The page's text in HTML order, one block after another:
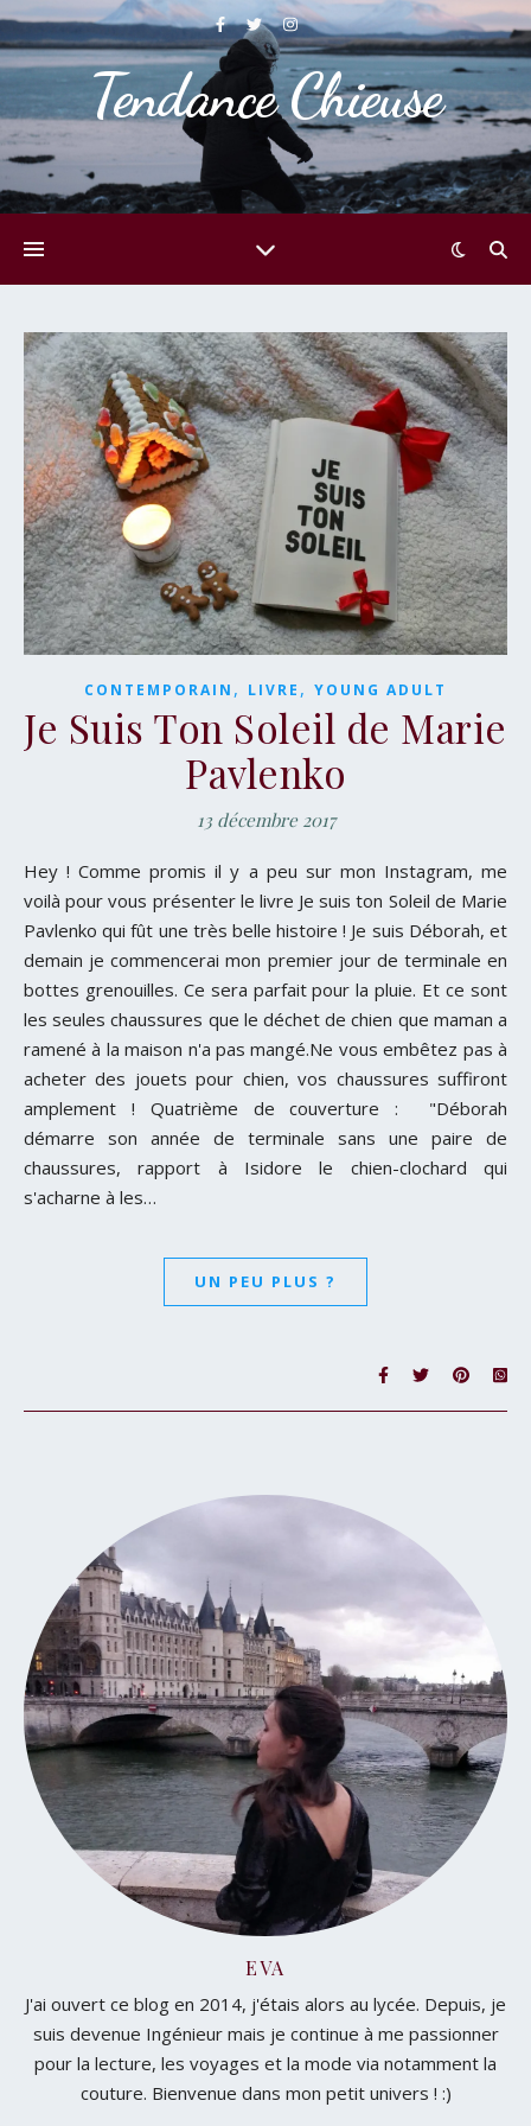
Tendance Chieuse
CONTEMPORAIN , LIVRE , YOUNG ADULT
Je Suis Ton Soleil de Marie
Pavlenko
13 décembre 2017
Hey ! Comme promis il y a peu sur mon Instagram, me
voilà pour vous présenter le livre Je suis ton Soleil de Marie
Pavlenko qui fût une très belle histoire ! Je suis Déborah, et
demain je commencerai mon premier jour de terminale en
bottes grenouilles. Ce sera parfait pour la pluie. Et ce sont
les seules chaussures que le déchet de chien que maman a
ramené à la maison n'a pas mangé.Ne vous embêtez pas à
acheter des jouets pour chien, vos chaussures suffiront
amplement ! Quatrième de couverture : "Déborah
démarre son année de terminale sans une paire de
chaussures, rapport à Isidore le chien-clochard qui
s'acharne à les…
UN PEU PLUS ?
EVA
J'ai ouvert ce blog en 2014, j'étais alors au lycée. Depuis, je
suis devenue Ingénieur mais je continue à me passionner
pour la lecture, les voyages et la mode via notamment la
couture. Bienvenue dans mon petit univers ! :)